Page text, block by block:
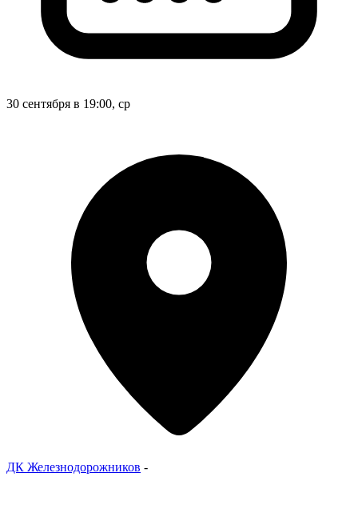
30 сентября в 19:00, ср
ДК Железнодорожников -